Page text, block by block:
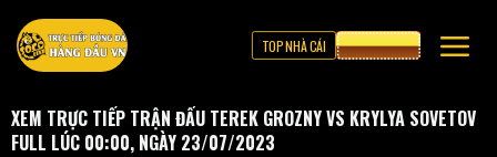
TOP NHÀ CÁI CƯỢC 8XBET
XEM TRỰC TIẾP TRẬN ĐẤU TEREK GROZNY VS KRYLYA SOVETOV
FULL LÚC 00:00, NGÀY 23/07/2023